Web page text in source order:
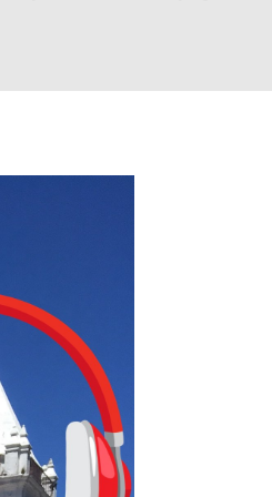
aprenderán desde lo más
posible que una app que antes